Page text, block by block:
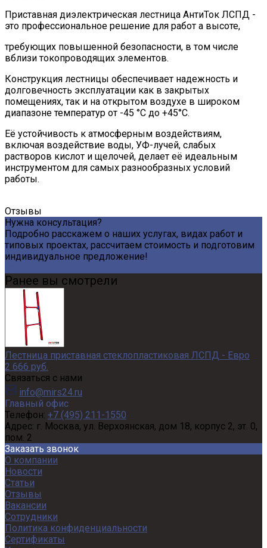
Приставная диэлектрическая лестница АнтиТок ЛСПД -
это профессиональное решение для работ а высоте,
требующих повышенной безопасности, в том числе
вблизи токопроводящих элементов.
Конструкция лестницы обеспечивает надежность и
долговечность эксплуатации как в закрытых
помещениях, так и на открытом воздухе в широком
диапазоне температур от -45 °С до +45°С.
Её устойчивость к атмосферным воздействиям,
включая воздействие воды, УФ-лучей, слабых
растворов кислот и щелочей, делает её идеальным
инструментом для самых разнообразных условий
работы.
Отзывы
Нужна консультация?
Подробно расскажем о наших услугах, видах работ и
типовых проектах, рассчитаем стоимость и подготовим
индивидуальное предложение!
Ранее вы смотрели
Лестница приставная стеклопластиковая ЛСПД - Евро
2 666 руб.
Связаться с нами
info@mirs24.ru
Главный офис
Телефон: +7 (495) 211-1550
Адрес: г. Москва, ул. Верхоянская, дом 18, корпус 2, эт. 0,
пом. 2
Заказать звонок
О компании
Новости
Статьи
Отзывы
Вакансии
Сотрудники
Политика конфиденциальности
Сертификаты